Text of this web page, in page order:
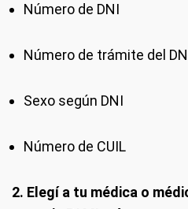
Número de DNI
Número de trámite del
Sexo según DNI
Número de CUIL
2. Elegí a tu médica o